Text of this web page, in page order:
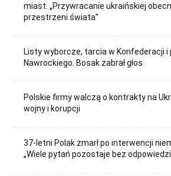
miast. „Przywracanie ukraińskiej
przestrzeni świata”
Listy wyborcze, tarcia w Konfederacji
Nawrockiego. Bosak zabrał głos
Polskie firmy walczą o kontrakty na
wojny i korupcji
37-letni Polak zmarł po interwencji
„Wiele pytań pozostaje bez